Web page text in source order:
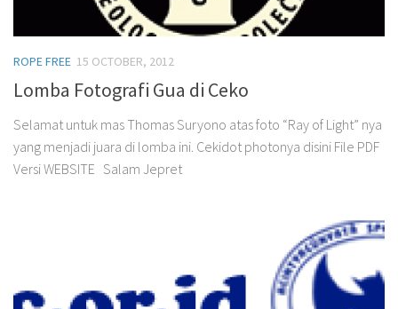
ROPE FREE 15 OCTOBER, 2012
Lomba Fotografi Gua di Ceko
Selamat untuk mas Thomas Suryono atas foto “Ray of Light” nya
yang menjadi juara di lomba ini. Cekidot photonya disini File PDF
Versi WEBSITE Salam Jepret